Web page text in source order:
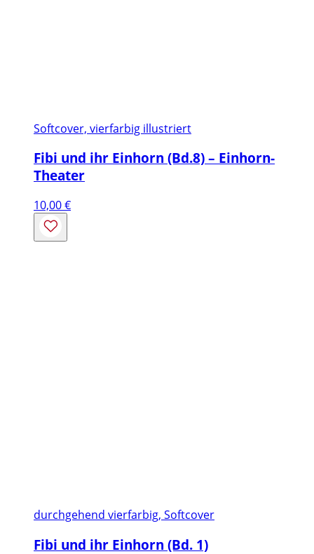
Softcover, vierfarbig illustriert
Fibi und ihr Einhorn (Bd.8) – Einhorn-
Theater
10,00€
durchgehend vierfarbig, Softcover
Fibi und ihr Einhorn (Bd. 1)